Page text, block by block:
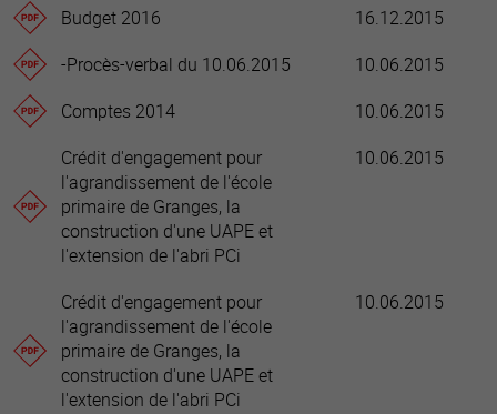
Budget 2016
16.12.2015
-Procès-verbal du 10.06.2015
10.06.2015
Comptes 2014
10.06.2015
Crédit d'engagement pour
l'agrandissement de l'école
primaire de Granges, la
construction d'une UAPE et
l'extension de l'abri PCi
10.06.2015
Crédit d'engagement pour
l'agrandissement de l'école
primaire de Granges, la
construction d'une UAPE et
l'extension de l'abri PCi
10.06.2015